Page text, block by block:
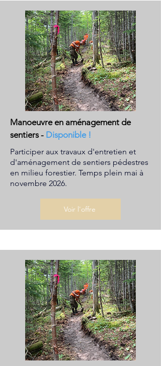
Manoeuvre en aménagement de
sentiers - Disponible !
Participer aux travaux d'entretien et
d'aménagement de sentiers pédestres
en milieu forestier. Temps plein mai à
novembre 2026.
Voir l'offre